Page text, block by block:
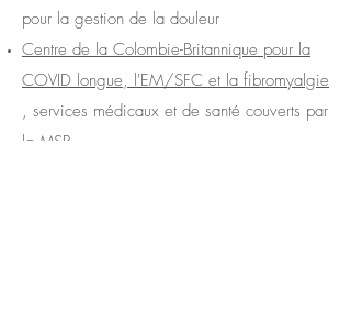
pour la gestion de la douleur
Centre de la Colombie-Britannique pour la
COVID longue, l'EM/SFC et la fibromyalgie
, services médicaux et de santé couverts par
la MSP